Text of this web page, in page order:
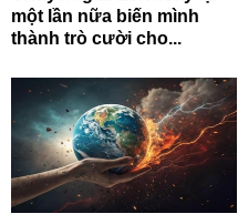
một lần nữa biến mình
thành trò cười cho...